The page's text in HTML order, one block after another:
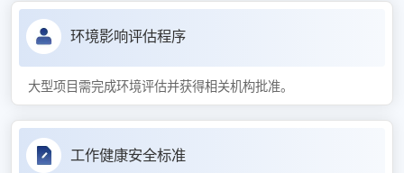
环境影响评估程序
大型项目需完成环境评估并获得相关机构批准。
工作健康安全标准